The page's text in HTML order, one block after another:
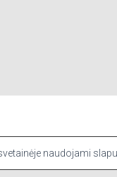
APIE VAISTINĘ
kad
naudojami